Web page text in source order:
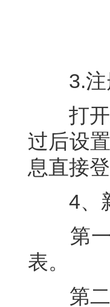
3.注册
打开
过后设
息直接登
4、新
第一
表。
第二